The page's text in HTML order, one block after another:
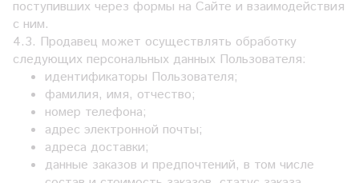
поступивших через формы на Сайте и взаимодействия
с ним.
4.3. Продавец может осуществлять обработку
следующих персональных данных Пользователя:
идентификаторы Пользователя;
фамилия, имя, отчество;
номер телефона;
адрес электронной почты;
адреса доставки;
данные заказов и предпочтений, в том числе